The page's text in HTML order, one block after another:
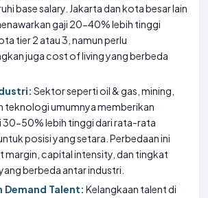
base salary. Jakarta dan kota besar lain
gaji 20-40% lebih tinggi
tier 2 atau 3, namun perlu
juga cost of living yang berbeda
Sektor seperti oil & gas, mining,
teknologi umumnya memberikan
30-50% lebih tinggi dari rata-rata
posisi yang setara. Perbedaan ini
margin, capital intensity, dan tingkat
berbeda antar industri.
Demand Talent: Kelangkaan talent di